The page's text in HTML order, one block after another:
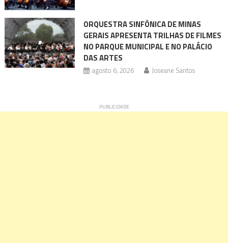
ORQUESTRA SINFÔNICA DE MINAS
GERAIS APRESENTA TRILHAS DE FILMES
NO PARQUE MUNICIPAL E NO PALÁCIO
DAS ARTES
agosto 6, 2026 Joseane Santos